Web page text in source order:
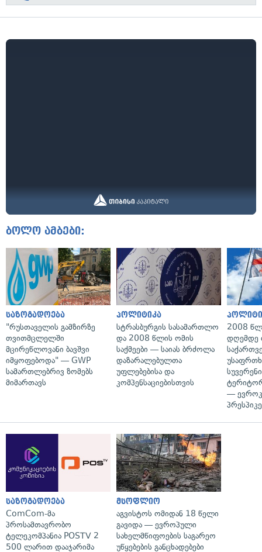
ბოლო ამბები:
საზოგადოება
"რუსთაველის გამზირზე
თვითმცლელში
მცირეწლოვანი ბავშვი
იმყოფებოდა" — GWP
სამართლებრივ ზომებს
მიმართავს
პოლიტიკა
სტრასბურგის სასამართლო
და 2008 წლის ომის
საქმეები — საიას ბრძოლა
დაზარალებულთა
უფლებებისა და
კომპენსაციებისთვის
2008
დღემდე
—
საზოგადოება
ComCom-მა
პროსამთავრობო
ტელეკომპანია POSTV 2
500 ლარით დააჯარიმა
მსოფლიო
აგვისტოს ომიდან 18 წელი
გავიდა — ევროპული
სახელმწიფოების საგარეო
უწყებების განცხადებები